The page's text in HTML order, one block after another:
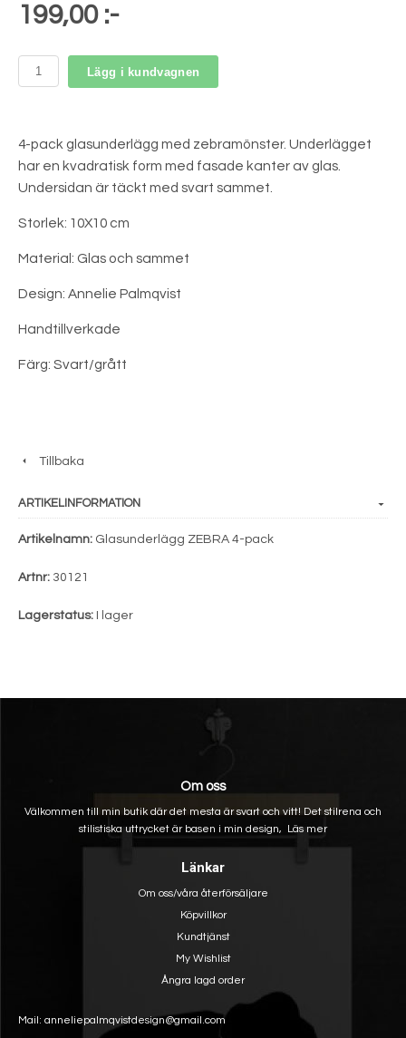
199,00 :-
Lägg i kundvagnen
4-pack glasunderlägg med zebramönster. Underlägget
har en kvadratisk form med fasade kanter av glas.
Undersidan är täckt med svart sammet.
Storlek: 10X10 cm
Material: Glas och sammet
Design: Annelie Palmqvist
Handtillverkade
Färg: Svart/grått
Tillbaka
ARTIKELINFORMATION
Artikelnamn: Glasunderlägg ZEBRA 4-pack
Artnr: 30121
Lagerstatus: I lager
Om oss
Välkommen till min butik där det mesta är svart och vitt! Det stilrena och
stilistiska uttrycket är basen i min design, Läs mer
Länkar
Om oss/våra återförsäljare
Köpvillkor
Kundtjänst
My Wishlist
Ångra lagd order
Mail: anneliepalmqvistdesign@gmail.com